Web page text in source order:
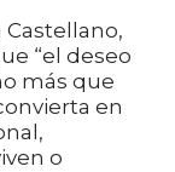
Castellano,
“el deseo
más que
en
o